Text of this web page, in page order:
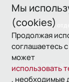
Мы
(cookies)
Продолжая
соглашаетесь
может
использовать
, необходимые
Связаться с
© 1993—2026